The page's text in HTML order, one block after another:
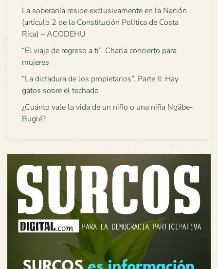
La soberanía reside exclusivamente en la Nación
(artículo 2 de la Constitución Política de Costa
Rica) – ACODEHU
“El viaje de regreso a ti”. Charla concierto para
mujeres
“La dictadura de los propietarios”. Parte II: Hay
gatos sobre el techado
¿Cuánto vale la vida de un niño o una niña Ngäbe-
Buglé?